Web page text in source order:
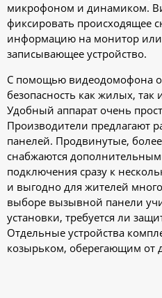
микрофоном и динамиком.
фиксировать происходящее
информацию на монитор или
записывающее устройство.
С помощью видеодомофона
безопасность как жилых,
Удобный аппарат очень
Производители предлагают
панелей. Продвинутые,
снабжаются
подключения сразу к
и выгодно для жителей
выборе вызывной панели
установки, требуется ли
Отдельные устройства
козырьком, оберегающим от